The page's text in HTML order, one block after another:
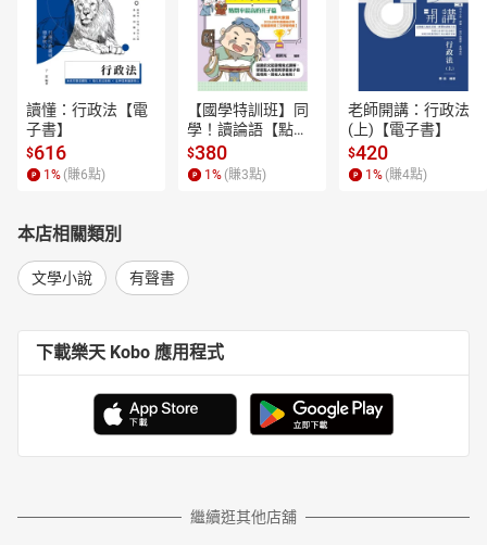
讀懂：行政法【電
子書】
$616
1 % (賺6點)
【國學特訓班】同
學！讀論語【點閱
率最高的孔子篇】
逗趣的文配圖情境
式講解，學習聖人
$380
1 % (賺3點)
老師開講：行政法
(上)【電子書】
$420
1 % (賺4點)
本店相關類別
文學小說 有聲書
下載樂天 Kobo 應用程式
繼續逛其他店舖